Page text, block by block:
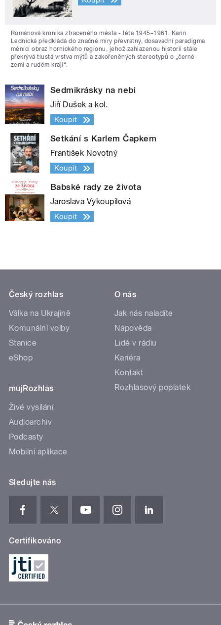
Románová kronika ztraceného města - léta 1945–1961. Karin
Lednická předkládá do značné míry převratný, dosavadní paradigma
měnící obraz hornického regionu, jehož zahlazenou historii stále
překrývá tlustá vrstva mýtů a zakořeněných stereotypů o „černé
zemi a rudém kraji“.
Sedmikrásky na nebi
Jiří Dušek a kol.
Koupit
Setkání s Karlem Čapkem
František Novotný
Koupit
Babské rady ze života
Jaroslava Vykoupilová
Koupit
Český rozhlas
Válka na Ukrajině
Komunální volby
Stanice
eShop
mujRozhlas
Živé vysílání
Audioarchiv
Podcasty
Mobilní aplikace
O nás
Jak nás naladíte
Nápověda
Lidé v rádiu
Kariéra
Kontakt
Rozhlasový poplatek
Sledujte nás
Certifikováno